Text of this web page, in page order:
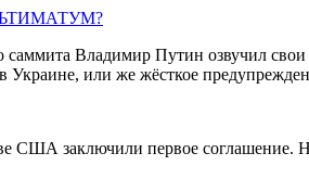
Владимир Путин озвучил
или же жёсткое
США заключили первое соглашение.